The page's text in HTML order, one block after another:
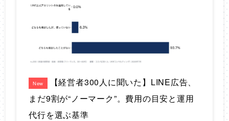
New
【経営者300人に聞いた】LINE広告、
まだ9割が“ノーマーク”。費用の目安と運用
代行を選ぶ基準